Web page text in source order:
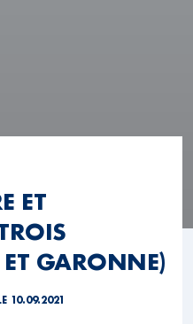
ET
GARONNE)
10.09.2021